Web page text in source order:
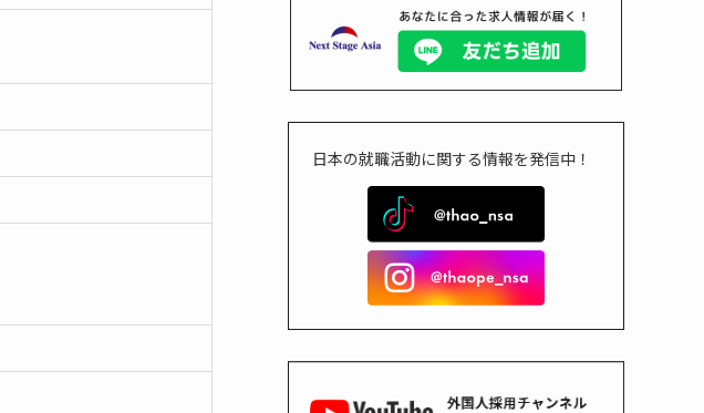
日本の就職活動に関する情報を発信中！